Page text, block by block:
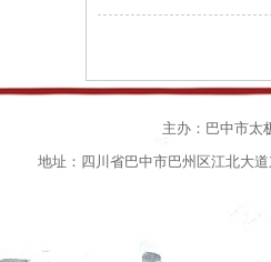
主办：巴中市太
地址：四川省巴中市巴州区江北大